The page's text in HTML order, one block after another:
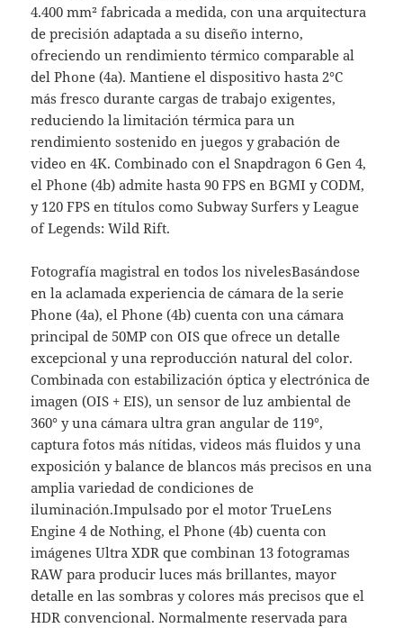
4.400 mm² fabricada a medida, con una arquitectura
de precisión adaptada a su diseño interno,
ofreciendo un rendimiento térmico comparable al
del Phone (4a). Mantiene el dispositivo hasta 2°C
más fresco durante cargas de trabajo exigentes,
reduciendo la limitación térmica para un
rendimiento sostenido en juegos y grabación de
video en 4K. Combinado con el Snapdragon 6 Gen 4,
el Phone (4b) admite hasta 90 FPS en BGMI y CODM,
y 120 FPS en títulos como Subway Surfers y League
of Legends: Wild Rift.
Fotografía magistral en todos los nivelesBasándose
en la aclamada experiencia de cámara de la serie
Phone (4a), el Phone (4b) cuenta con una cámara
principal de 50MP con OIS que ofrece un detalle
excepcional y una reproducción natural del color.
Combinada con estabilización óptica y electrónica de
imagen (OIS + EIS), un sensor de luz ambiental de
360° y una cámara ultra gran angular de 119°,
captura fotos más nítidas, videos más fluidos y una
exposición y balance de blancos más precisos en una
amplia variedad de condiciones de
iluminación.Impulsado por el motor TrueLens
Engine 4 de Nothing, el Phone (4b) cuenta con
imágenes Ultra XDR que combinan 13 fotogramas
RAW para producir luces más brillantes, mayor
detalle en las sombras y colores más precisos que el
HDR convencional. Normalmente reservada para